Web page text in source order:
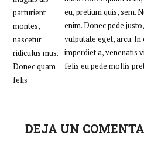
parturient
montes,
nascetur
ridiculus mus.
Donec quam
felis
eu, pretium quis, sem.
enim. Donec pede
vulputate eget, arcu. In
imperdiet a, venenatis
felis eu pede mollis
DEJA UN